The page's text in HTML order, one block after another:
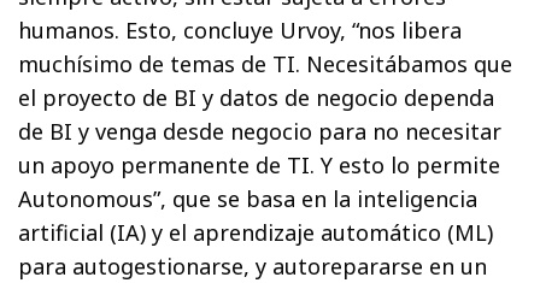
humanos. Esto, concluye Urvoy, “nos libera
muchísimo de temas de TI. Necesitábamos que
el proyecto de BI y datos de negocio dependa
de BI y venga desde negocio para no necesitar
un apoyo permanente de TI. Y esto lo permite
Autonomous”, que se basa en la inteligencia
artificial (IA) y el aprendizaje automático (ML)
para autogestionarse, y autorepararse en un